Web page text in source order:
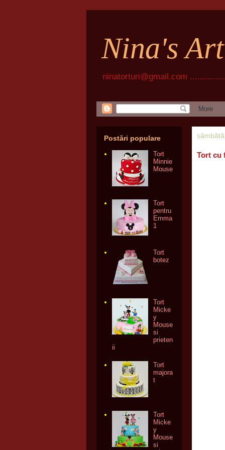
Nina's
ninatorturi@gmail.com
Tort cu
Postări populare
Tort
Minnie
Mouse
Tort
pentru
Emma
1
Tort
botez
Tort
Micke
y
Mouse
si
prieten
ii
Tort
majora
t
Tort
Micke
y
Mouse
si